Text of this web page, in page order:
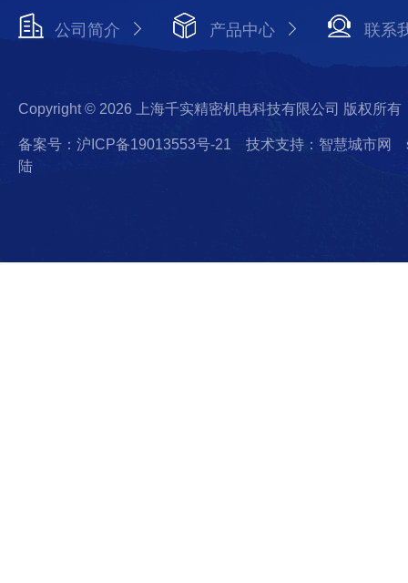
公司简介 产品中心 联系
Copyright © 2026 上海千实精密机电科技有限公司 版权所有
备案号：沪ICP备19013553号-21 技术支持：智慧城市网
陆